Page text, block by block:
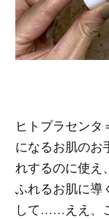
ヒトプラセンタ
になるお肌のお
れするのに使え
ふれるお肌に導
して……ええ、